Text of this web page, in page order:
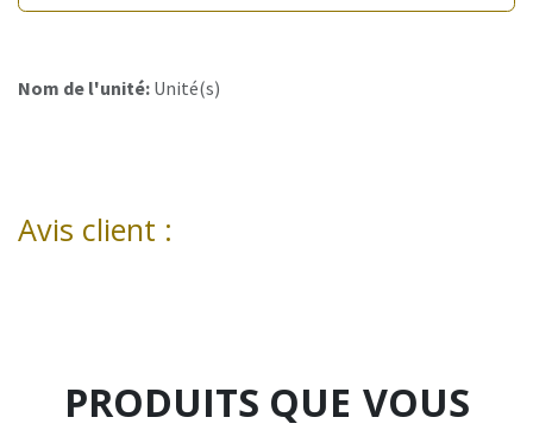
Nom de l'unité: Unité(s)
Avis client :
PRODUITS QUE VOUS